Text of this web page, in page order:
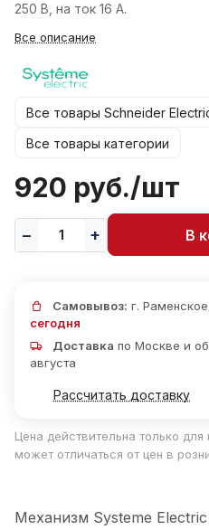
250 В, на ток 16 А.
Все описание
Все товары Schneider
Все товары категории
920 руб./шт
В
Самовывоз: г.
сегодня
Доставка по Москве и
августа
Рассчитать доставку
Цена действительна только для
может отличаться от цен в
Механизм Systeme